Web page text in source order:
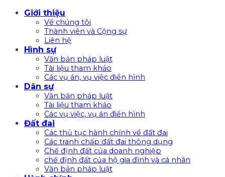
Giới thiệu
Về chúng tôi
Thành viên và Cộng sự
Liên hệ
Hình sự
Văn bản pháp luật
Tài liệu tham khảo
Các vụ án, vụ việc điển hình
Dân sự
Văn bản pháp luật
Tài liệu tham khảo
Các vụ việc, vụ án điển hình
Đất đai
Các thủ tục hành chính về đất đai
Các tranh chấp đất đai thông dụng
Chế định đất của doanh nghiệp
chế định đất của hộ gia đình và cá nhân
Văn bản pháp luật